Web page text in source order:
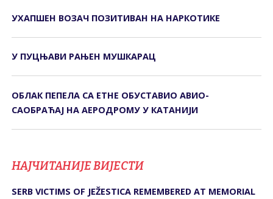
УХАПШЕН ВОЗАЧ ПОЗИТИВАН НА НАРКОТИКЕ
У ПУЦЊАВИ РАЊЕН МУШКАРАЦ
ОБЛАК ПЕПЕЛА СА ЕТНЕ ОБУСТАВИО АВИО-
САОБРАЋАЈ НА АЕРОДРОМУ У КАТАНИЈИ
НАЈЧИТАНИЈЕ ВИЈЕСТИ
SERB VICTIMS OF JEŽESTICA REMEMBERED AT MEMORIAL